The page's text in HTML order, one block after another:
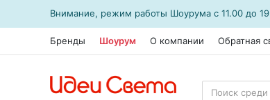
Внимание, режим работы Шоурума с 11.00 до
Бренды Шоурум О компании Обратная